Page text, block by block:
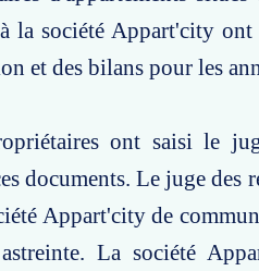
la société Appart'city
et des bilans pour les
ont saisi le
documents. Le juge des
Appart'city de
La société